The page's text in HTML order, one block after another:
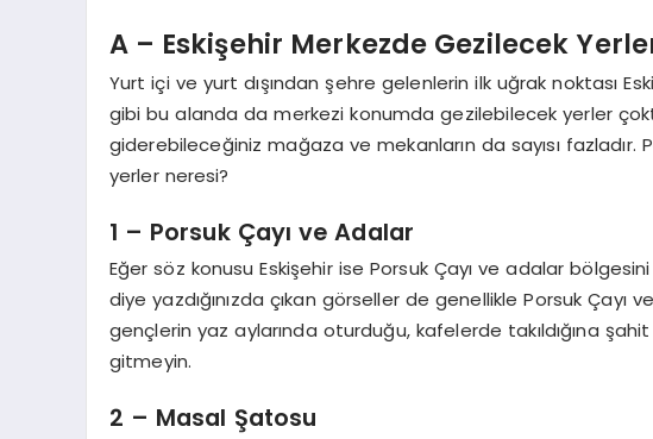
A – Eskişehir Merkezde Gezilecek
Yurt içi ve yurt dışından şehre gelenlerin ilk uğrak noktası
gibi bu alanda da merkezi konumda gezilebilecek yerler
giderebileceğiniz mağaza ve mekanların da sayısı fazladır.
yerler neresi?
1 – Porsuk Çayı ve Adalar
Eğer söz konusu Eskişehir ise Porsuk Çayı ve adalar
diye yazdığınızda çıkan görseller de genellikle Porsuk
gençlerin yaz aylarında oturduğu, kafelerde takıldığına
gitmeyin.
2 – Masal Şatosu